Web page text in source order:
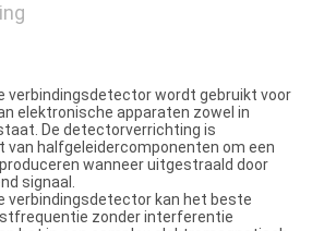
verbindingsdetector wordt gebruikt voor
elektronische apparaten zowel in
De detectorverrichting is
van halfgeleidercomponenten om een
wanneer uitgestraald door
signaal.
verbindingsdetector kan het beste
zonder interferentie